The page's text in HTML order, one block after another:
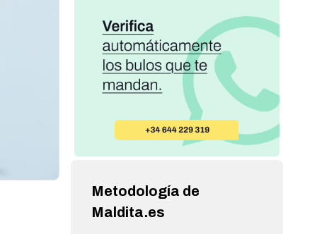
Metodología de
Maldita.es